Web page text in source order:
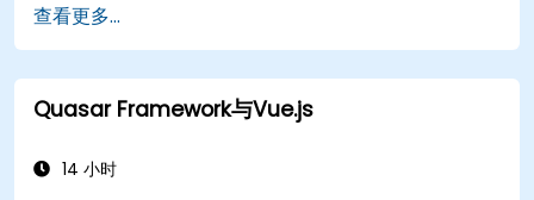
查看更多...
Quasar Framework与Vue.js
14 小时